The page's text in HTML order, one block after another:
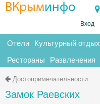
ВКрыминфо
Вход
Отели Культурный отдых
Рестораны Развлечения
Достопримечательности
Замок Раевских